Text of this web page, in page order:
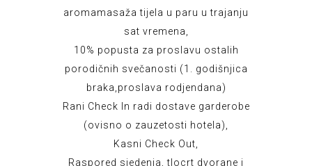
aromamasaža tijela u paru u trajanju
sat vremena,
10% popusta za proslavu ostalih
porodičnih svečanosti (1. godišnjica
braka,proslava rodjendana)
Rani Check In radi dostave garderobe
(ovisno o zauzetosti hotela),
Kasni Check Out,
Raspored sjedenja, tlocrt dvorane i